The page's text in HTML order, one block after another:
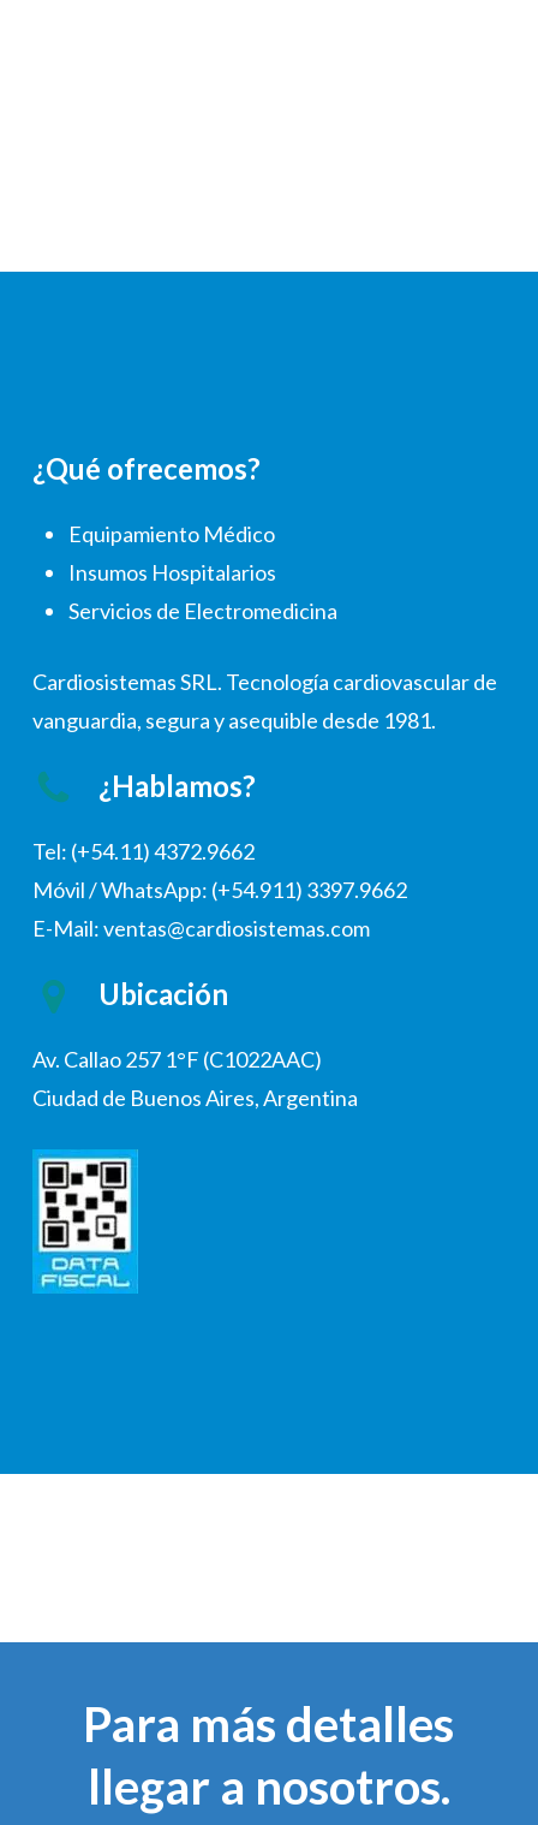
¿Qué ofrecemos?
Equipamiento Médico
Insumos Hospitalarios
Servicios de Electromedicina
Cardiosistemas SRL. Tecnología cardiovascular de
vanguardia, segura y asequible desde 1981.
¿Hablamos?
Tel: (+54.11) 4372.9662
Móvil / WhatsApp: (+54.911) 3397.9662
E-Mail: ventas@cardiosistemas.com
Ubicación
Av. Callao 257 1°F (C1022AAC)
Ciudad de Buenos Aires, Argentina
Para más detalles
llegar a nosotros.